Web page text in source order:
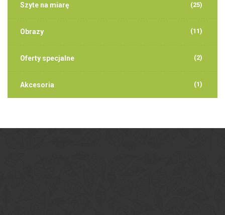
Szyte na miarę (25)
Obrazy (11)
Oferty specjalne (2)
Akcesoria (1)